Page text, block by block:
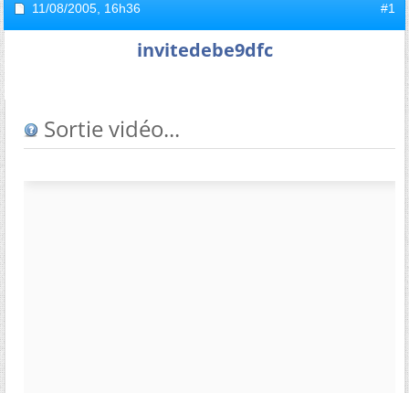
11/08/2005, 16h36 #1
invitedebe9dfc
Sortie vidéo...